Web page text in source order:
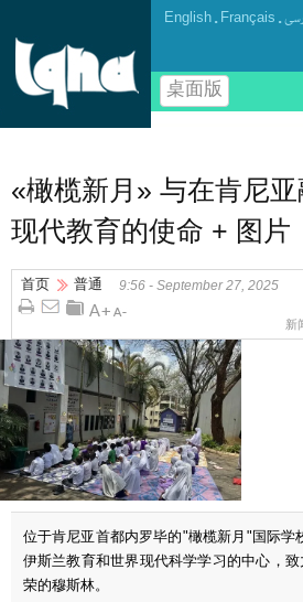
English . Français .
桌面版
«橄榄新月» 与在肯尼
现代教育的使命 + 图片
首页 普通 9:56 - September 27, 2025
新
位于肯尼亚首都内罗毕的"橄榄新月"国际学
伊斯兰教育和世界现代科学学习的中心，
荣的穆斯林。